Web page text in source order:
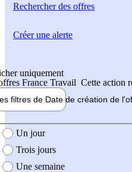
Rechercherdes offres
uniquement
France Travail Cette action
filtres de Date de création de
création de l'offre
Un jour
Trois jours
Une semaine
Créer une alerte